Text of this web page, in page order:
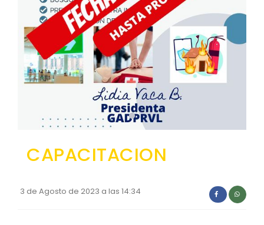
Convocatorias
GESTIÓN ADMINISTRATIVA
Plan de desarrollo y Ordenamiento Territorial -
Plan Anual Contratación - PAC
Plan Operativo Anual - POA
Convenios Institucionales
Procesos de contratación
CAPACITACION
3 de Agosto de 2023 a las 14:34